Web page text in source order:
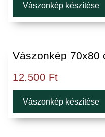
Vászonkép készítése
Vászonkép 70x80
12.500 Ft
Vászonkép készítése